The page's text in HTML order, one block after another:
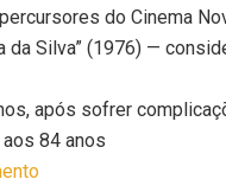
do Cinema
da Silva” (1976) —
após sofrer
84 anos